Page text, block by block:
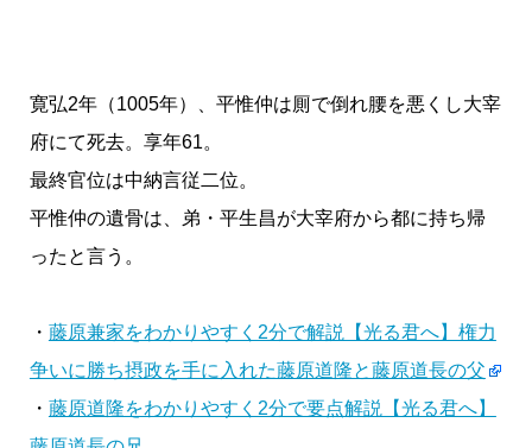
寛弘2年（1005年）、平惟仲は厠で倒れ腰を悪くし大宰
府にて死去。享年61。
最終官位は中納言従二位。
平惟仲の遺骨は、弟・平生昌が大宰府から都に持ち帰
ったと言う。
・ 藤原兼家をわかりやすく2分で解説【光る君へ】権力
争いに勝ち摂政を手に入れた藤原道隆と藤原道長の父
・ 藤原道隆をわかりやすく2分で要点解説【光る君へ】